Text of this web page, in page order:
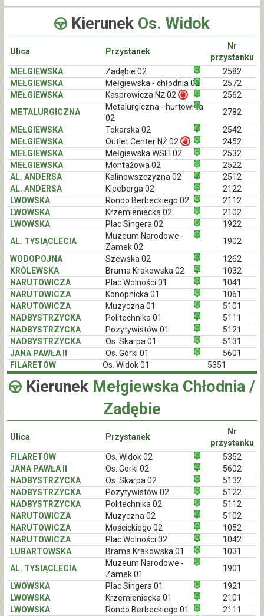
Kierunek Os. Widok
Ulica Przystanek
Nr
przystanku
MEŁGIEWSKA
Zadębie 02
2582
MEŁGIEWSKA
Mełgiewska - chłodnia 02
2572
MEŁGIEWSKA
Kasprowicza NŻ 02
2562
METALURGICZNA
Metalurgiczna - hurtownia
02
2782
MEŁGIEWSKA
Tokarska 02
2542
MEŁGIEWSKA
Outlet Center NŻ 02
2452
MEŁGIEWSKA
Mełgiewska WSEI 02
2532
MEŁGIEWSKA
Montażowa 02
2522
AL. ANDERSA
Kalinowszczyzna 02
2512
AL. ANDERSA
Kleeberga 02
2122
LWOWSKA
Rondo Berbeckiego 02
2112
LWOWSKA
Krzemieniecka 02
2102
LWOWSKA
Plac Singera 02
1922
AL. TYSIĄCLECIA
Muzeum Narodowe -
Zamek 02
1902
WODOPOJNA
Szewska 02
1262
KRÓLEWSKA
Brama Krakowska 02
1032
NARUTOWICZA
Plac Wolności 01
1041
NARUTOWICZA
Konopnicka 01
1061
NARUTOWICZA
Muzyczna 01
5101
NADBYSTRZYCKA
Politechnika 01
5111
NADBYSTRZYCKA
Pozytywistów 01
5121
NADBYSTRZYCKA
Os. Skarpa 01
5131
JANA PAWŁA II
Os. Górki 01
5601
FILARETÓW
Os. Widok 01 5351
Kierunek Mełgiewska Chłodnia /
Zadębie
Ulica Przystanek
Nr
przystanku
FILARETÓW
Os. Widok 02
5352
JANA PAWŁA II
Os. Górki 02
5602
NADBYSTRZYCKA
Os. Skarpa 02
5132
NADBYSTRZYCKA
Pozytywistów 02
5122
NADBYSTRZYCKA
Politechnika 02
5112
NARUTOWICZA
Muzyczna 02
5102
NARUTOWICZA
Mościckiego 02
1052
NARUTOWICZA
Plac Wolności 02
1042
LUBARTOWSKA
Brama Krakowska 01
1031
AL. TYSIĄCLECIA
Muzeum Narodowe -
Zamek 01
1901
LWOWSKA
Plac Singera 01
1921
LWOWSKA
Krzemieniecka 01
2101
LWOWSKA
Rondo Berbeckiego 01
2111